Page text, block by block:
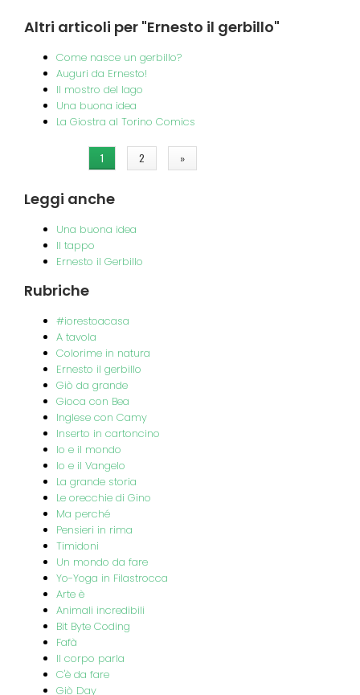
Altri articoli per "Ernesto il gerbillo"
Come nasce un gerbillo?
Auguri da Ernesto!
Il mostro del lago
Una buona idea
La Giostra al Torino Comics
Pagine 1 2 »
Leggi anche
Una buona idea
Il tappo
Ernesto il Gerbillo
Rubriche
#iorestoacasa
A tavola
Colorime in natura
Ernesto il gerbillo
Giò da grande
Gioca con Bea
Inglese con Camy
Inserto in cartoncino
Io e il mondo
Io e il Vangelo
La grande storia
Le orecchie di Gino
Ma perché
Pensieri in rima
Timidoni
Un mondo da fare
Yo-Yoga in Filastrocca
Arte è
Animali incredibili
Bit Byte Coding
Fafà
Il corpo parla
C'è da fare
Giò Day